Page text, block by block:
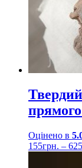
Оцінено в
155грн. – 625